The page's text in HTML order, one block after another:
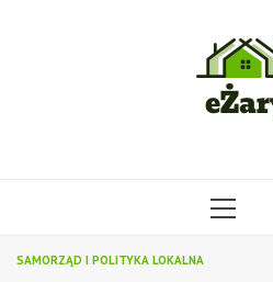
PRIMARY
SAMORZĄD I POLITYKA LOKALNA